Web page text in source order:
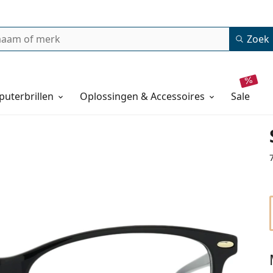
Zoek
Oplossingen & Accessoires sale